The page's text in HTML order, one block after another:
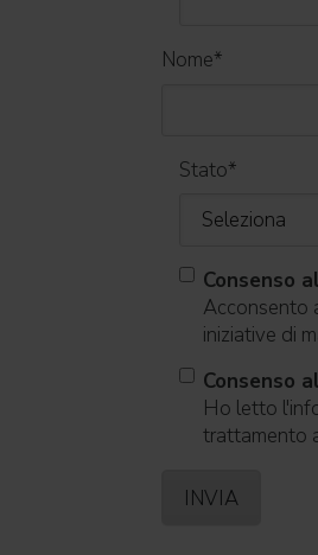
Nome*
Stato*
Consenso
Acconsento
iniziative di
Consenso
Ho letto
trattamento